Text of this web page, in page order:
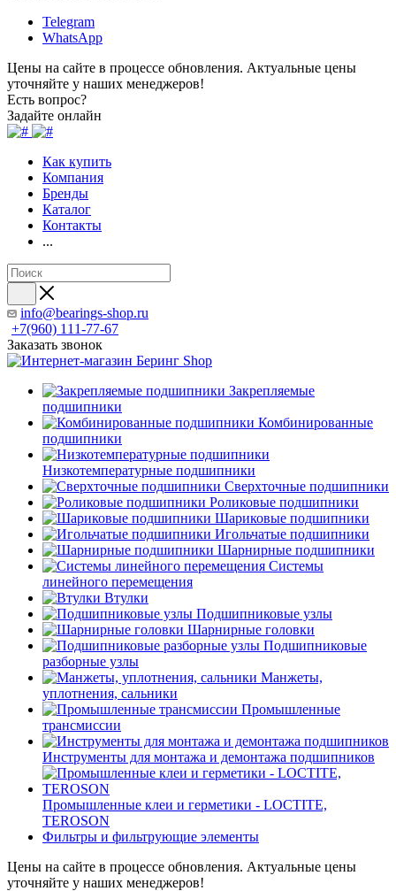
Telegram
WhatsApp
Цены на сайте в процессе обновления. Актуальные цены
уточняйте у наших менеджеров!
Есть вопрос?
Задайте онлайн
Как купить
Компания
Бренды
Каталог
Контакты
...
info@bearings-shop.ru
+7(960) 111-77-67
Заказать звонок
Закрепляемые
подшипники
Комбинированные
подшипники
Низкотемпературные подшипники
Сверхточные подшипники
Роликовые подшипники
Шариковые подшипники
Игольчатые подшипники
Шарнирные подшипники
Системы
линейного перемещения
Втулки
Подшипниковые узлы
Шарнирные головки
Подшипниковые
разборные узлы
Манжеты,
уплотнения, сальники
Промышленные
трансмиссии
Инструменты для монтажа и демонтажа подшипников
Промышленные клеи и герметики - LOCTITE,
TEROSON
Фильтры и фильтрующие элементы
Цены на сайте в процессе обновления. Актуальные цены
уточняйте у наших менеджеров!